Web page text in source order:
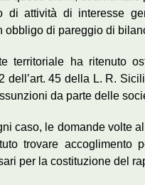
di attività di interesse
obbligo di pareggio di
territoriale ha ritenuto
dell’art. 45 della L. R.
da parte delle
caso, le domande volte
trovare accoglimento
per la costituzione del